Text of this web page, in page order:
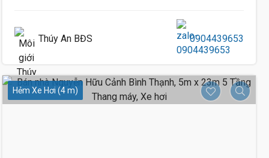
Thúy An BĐS 0904439653
Hẻm Xe Hơi (4 m)